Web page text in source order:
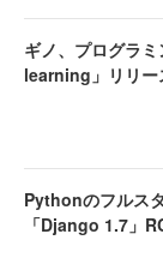
ギノ、プログラ
learning」リリー
Pythonのフルス
「Django 1.7」